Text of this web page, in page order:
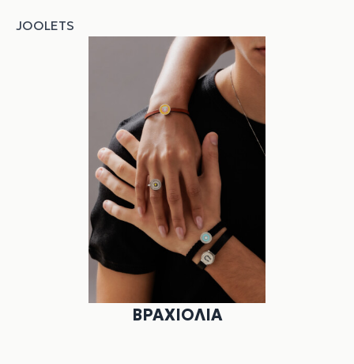
JOOLETS
ΒΡΑΧΙΌΛΙΑ